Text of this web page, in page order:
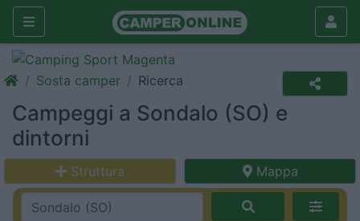
Sosta camper Ricerca
Campeggi a Sondalo (SO) e
dintorni
Struttura Mappa